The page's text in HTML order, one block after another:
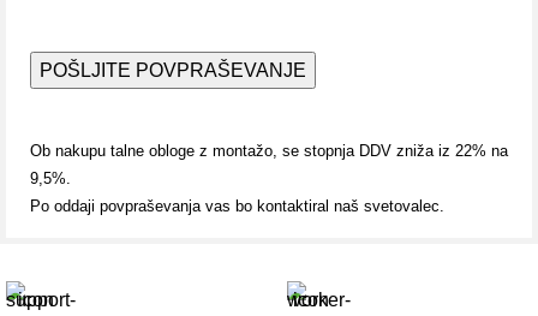
Ob nakupu talne obloge z montažo, se stopnja DDV zniža iz 22% na
9,5%.
Po oddaji povpraševanja vas bo kontaktiral naš svetovalec.